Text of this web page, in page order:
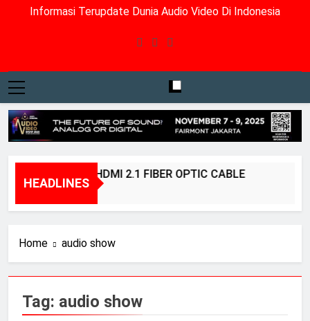
Informasi Terupdate Dunia Audio Video Di Indonesia
HEADLINES
BRIDGEE – HDMI 2.1 FIBER OPTIC CABLE
Home audio show
Tag: audio show